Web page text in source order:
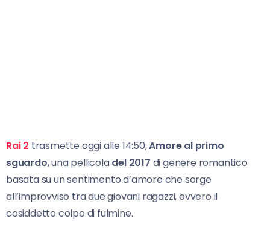
Rai 2 trasmette oggi alle 14:50,Amore al primo
sguardo, una pellicoladel 2017 di genere romantico
basata su un sentimento d’amore che sorge
all’improvviso tra due giovani ragazzi, ovvero il
cosiddetto colpo di fulmine.